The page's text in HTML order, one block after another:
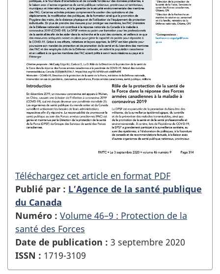
Téléchargez cet article en format PDF
Publié par : L’Agence de la santé publique
du Canada
Numéro : Volume 46–9 : Protection de la
santé des Forces
Date de publication : 3 septembre 2020
ISSN : 1719-3109